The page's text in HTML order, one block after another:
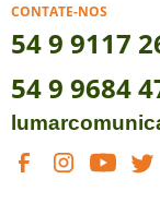
CONTATE-NOS
549 9117
54 9 9684